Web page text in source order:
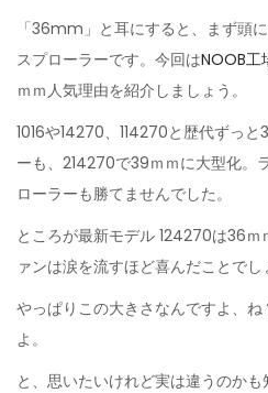
年
6
月
7
日
「36mm」と耳にすると、まず頭
スプローラーです。今回はNOOB工
ｍｍ人気理由を紹介しましょう。
1016や14270、114270と歴代ずっ
ーも、214270で39ｍｍに大型化。
ローラーも勝てませんでした。
ところが最新モデル 124270は36
ァンは涙を流すほど喜んだことでし
やっぱりこの大きさなんですよ、
よ。
と、思いたいけれど実は違うのかも